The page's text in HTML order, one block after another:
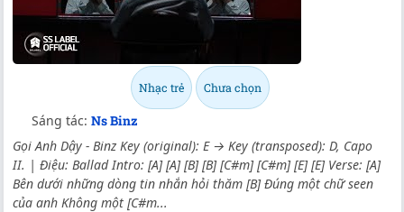
Nhạc trẻ Chưa chọn
Sáng tác: Ns Binz
Gọi Anh Dậy - Binz Key (original): E → Key (transposed): D, Capo
II. | Điệu: Ballad Intro: [A] [A] [B] [B] [C#m] [C#m] [E] [E] Verse: [A]
Bên dưới những dòng tin nhắn hỏi thăm [B] Đúng một chữ seen
của anh Không một [C#m...